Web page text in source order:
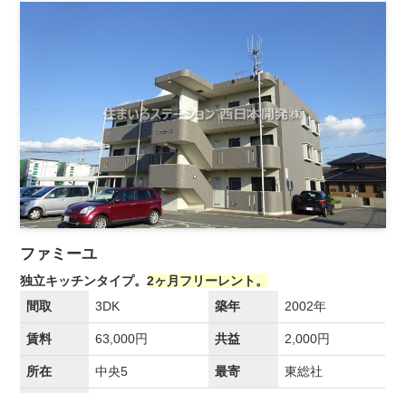
ファミーユ
独立キッチンタイプ。2ヶ月フリーレント。
間取
3DK 築年 2002年
賃料 63,000円 共益 2,000円
所在 中央5 最寄 東総社